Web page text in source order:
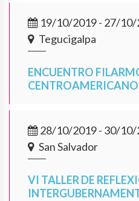
19/10/2019 - 27/10/
Tegucigalpa
ENCUENTRO
28/10/2019 - 30/10/
San Salvador
VI TALLER DE